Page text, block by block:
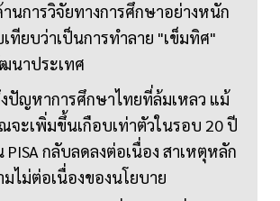
นการวิจัยทางการศึกษาอย่างหนัก
ทียบว่าเป็นการทำลาย "เข็มทิศ"
นาประเทศ
ปัญหาการศึกษาไทยที่ล้มเหลว แม้
จะเพิ่มขึ้นเกือบเท่าตัวในรอบ 20 ปี
กลับลดลงต่อเนื่อง สาเหตุหลัก
มไม่ต่อเนื่องของนโยบาย